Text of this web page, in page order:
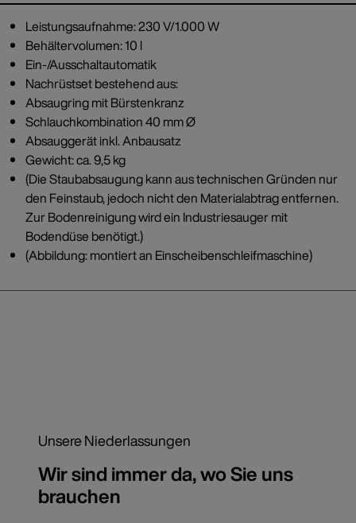
Leistungsaufnahme: 230 V/1.000 W
Behältervolumen: 10 l
Ein-/Ausschaltautomatik
Nachrüstset bestehend aus:
Absaugring mit Bürstenkranz
Schlauchkombination 40 mm Ø
Absauggerät inkl. Anbausatz
Gewicht: ca. 9,5 kg
(Die Staubabsaugung kann aus technischen Gründen nur
den Feinstaub, jedoch nicht den Materialabtrag entfernen.
Zur Bodenreinigung wird ein Industriesauger mit
Bodendüse benötigt.)
(Abbildung: montiert an Einscheibenschleifmaschine)
Unsere Niederlassungen
Wir sind immer da, wo Sie uns
brauchen